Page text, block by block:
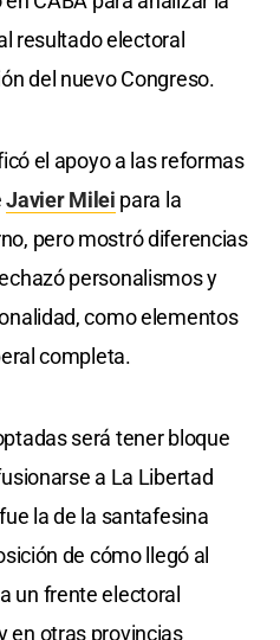
resultado electoral
del nuevo Congreso.
el apoyo a las reformas
Javier Milei para la
pero mostró diferencias
personalismos y
como elementos
completa.
será tener bloque
a La Libertad
la de la santafesina
de cómo llegó al
un frente electoral
en otras provincias